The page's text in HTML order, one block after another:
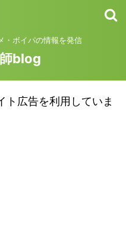
・ボイパの情報を発信
blog
ト広告を利用していま